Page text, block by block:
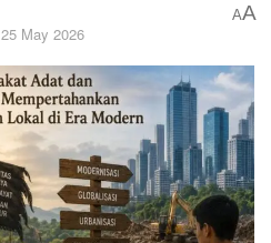
25 May 2026
AA